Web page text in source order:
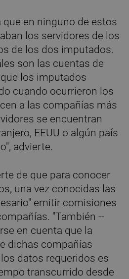
que en ninguno de estos
los servidores de los
de los dos imputados.
son las cuentas de
los imputados
cuando ocurrieron los
a las compañías más
se encuentran
EEUU o algún país
advierte.
de que para conocer
una vez conocidas las
emitir comisiones
"También --
en cuenta que la
dichas compañías
datos requeridos es
transcurrido desde